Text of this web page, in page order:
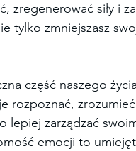
zregenerować siły i
tylko zmniejszasz
część naszego
rozpoznać,
zarządzać
emocji to